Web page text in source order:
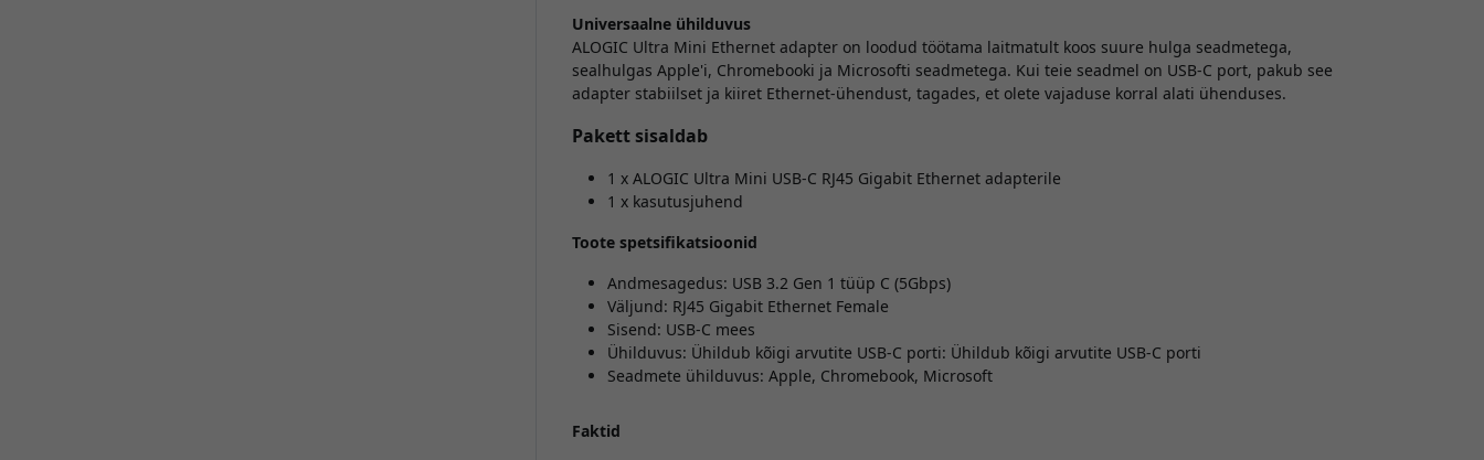
Universaalne ühilduvus
ALOGIC Ultra Mini Ethernet adapter on loodud töötama laitmatult koos suure hulga seadmetega,
sealhulgas Apple'i, Chromebooki ja Microsofti seadmetega. Kui teie seadmel on USB-C port, pakub see
adapter stabiilset ja kiiret Ethernet-ühendust, tagades, et olete vajaduse korral alati ühenduses.
Pakett sisaldab
1 x ALOGIC Ultra Mini USB-C RJ45 Gigabit Ethernet adapterile
1 x kasutusjuhend
Toote spetsifikatsioonid
Andmesagedus: USB 3.2 Gen 1 tüüp C (5Gbps)
Väljund: RJ45 Gigabit Ethernet Female
Sisend: USB-C mees
Ühilduvus: Ühildub kõigi arvutite USB-C porti: Ühildub kõigi arvutite USB-C porti
Seadmete ühilduvus: Apple, Chromebook, Microsoft
Faktid